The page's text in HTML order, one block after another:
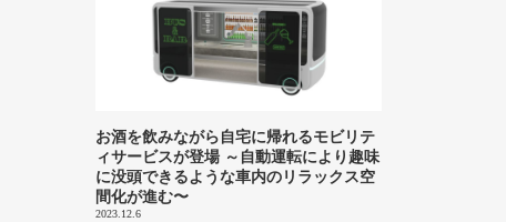
お酒を飲みながら自宅に帰れるモビリテ
ィサービスが登場 ～自動運転により趣味
に没頭できるような車内のリラックス空
間化が進む〜
2023.12.6